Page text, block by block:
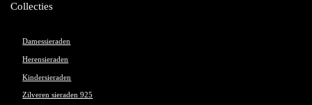
Collecties
Damessieraden
Herensieraden
Kindersieraden
Zilveren sieraden 925